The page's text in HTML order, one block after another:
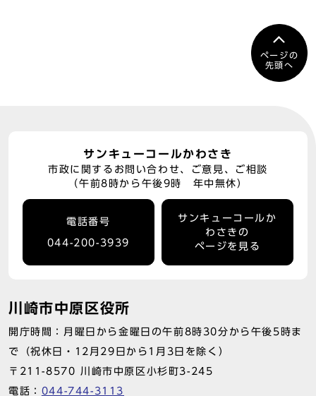
ページの
先頭へ
サンキューコールかわさき
市政に関するお問い合わせ、ご意見、ご相談
（午前8時から午後9時 年中無休）
電話番号
044-200-3939
サンキューコールか
わさきの
ページを見る
川崎市中原区役所
開庁時間：月曜日から金曜日の午前8時30分から午後5時ま
で（祝休日・12月29日から1月3日を除く）
〒211-8570 川崎市中原区小杉町3-245
電話： 044-744-3113